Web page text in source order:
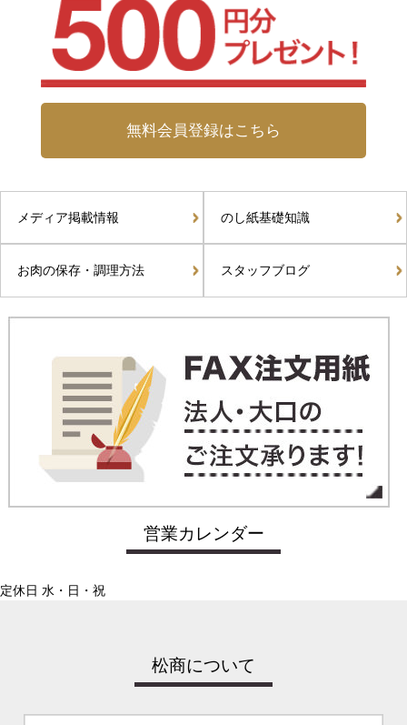
無料会員登録はこちら
メディア掲載情報 のし紙基礎知識
お肉の保存・調理方法 スタッフブログ
営業カレンダー
定休日 水・日・祝
松商について